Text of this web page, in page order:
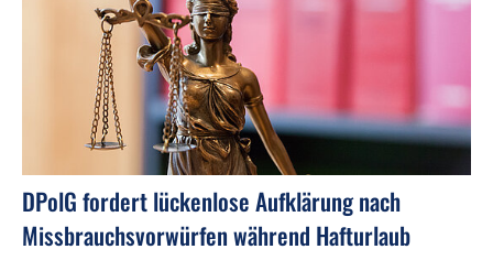
DPolG fordert lückenlose Aufklärung nach
Missbrauchsvorwürfen während Hafturlaub